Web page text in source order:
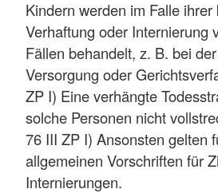
Kindern werden im Falle
Verhaftung oder Internierung
Fällen behandelt, z. B. bei
Versorgung oder
ZP I) Eine verhängte
solche Personen nicht
76 III ZP I) Ansonsten gelten
allgemeinen Vorschriften für
Internierungen.